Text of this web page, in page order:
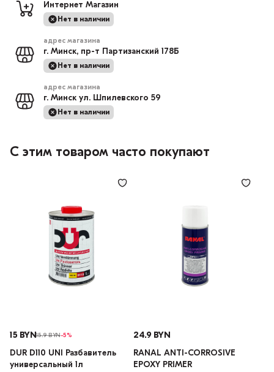
Интернет Магазин
Нет в наличии
адрес магазина
г. Минск, пр-т Партизанский 178Б
Нет в наличии
адрес магазина
г. Минск ул. Шпилевского 59
Нет в наличии
С этим товаром часто покупают
15 BYN15.9 BYN-5%
DUR D110 UNI Разбавитель
универсальный 1л
24.9 BYN
RANAL ANTI-CORROSIVE
EPOXY PRIMER